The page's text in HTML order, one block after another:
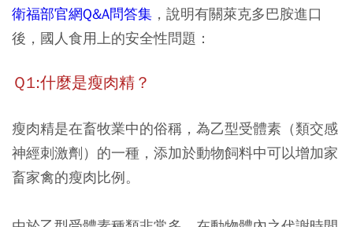
衛福部官網Q&A問答集 ，說明有關萊克多巴胺進口
後，國人食用上的安全性問題：
Ｑ1:什麼是瘦肉精？
瘦肉精是在畜牧業中的俗稱，為乙型受體素（類交感
神經刺激劑）的一種，添加於動物飼料中可以增加家
畜家禽的瘦肉比例。